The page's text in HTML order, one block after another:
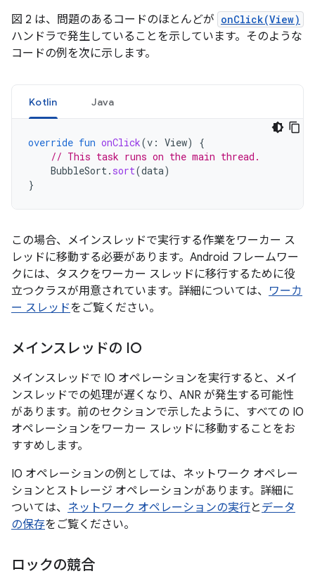
図 2 は、問題のあるコードのほとんどが onClick(View)
ハンドラで発生していることを示しています。そのような
コードの例を次に示します。
Kotlin Java
override fun onClick(v : View)
{
// This task runs on the main thread.
BubbleSort . sort(data)
}
この場合、メインスレッドで実行する作業をワーカー ス
レッドに移動する必要があります。Android フレームワー
クには、タスクをワーカー スレッドに移行するために役
立つクラスが用意されています。詳細については、 ワーカ
ー スレッドをご覧ください。
メインスレッドの IO
メインスレッドで IO オペレーションを実行すると、メイ
ンスレッドでの処理が遅くなり、ANR が発生する可能性
があります。前のセクションで示したように、すべての IO
オペレーションをワーカー スレッドに移動することをお
すすめします。
IO オペレーションの例としては、ネットワーク オペレー
ションとストレージ オペレーションがあります。詳細に
ついては、 ネットワーク オペレーションの実行と データ
の保存をご覧ください。
ロックの競合